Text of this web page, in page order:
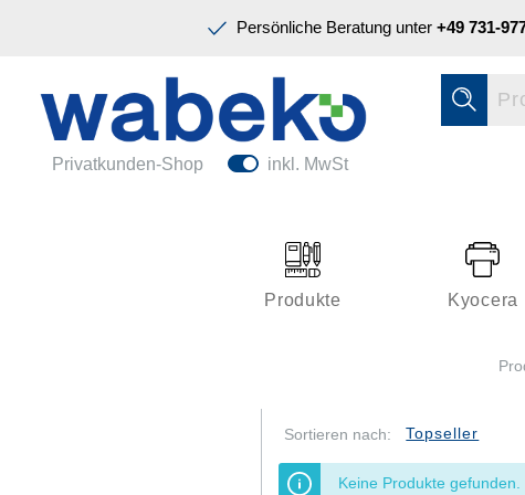
Persönliche Beratung unter +49 731-
Privatkunden-Shop inkl. MwSt
Produkte Kyocera
Ordnen & Registrieren
Papiere & Blöcke
Büroeinrichtung
Kleben & Versenden
Schreiben & Korrigieren
Nützliches im Büro
Sortieren nach:
Keine Produkte gefunden.
Schreiben & Korrigieren